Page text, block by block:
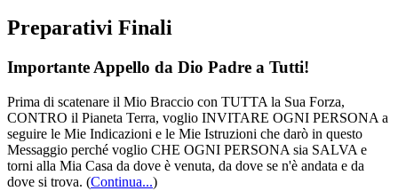
Preparativi Finali
Importante Appello da Dio Padre a Tutti!
Prima di scatenare il Mio Braccio con TUTTA la Sua Forza,
CONTRO il Pianeta Terra, voglio INVITARE OGNI PERSONA a
seguire le Mie Indicazioni e le Mie Istruzioni che darò in questo
Messaggio perché voglio CHE OGNI PERSONA sia SALVA e
torni alla Mia Casa da dove è venuta, da dove se n'è andata e da
dove si trova. (Continua...)